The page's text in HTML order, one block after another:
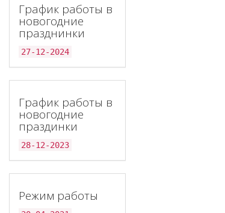
График работы в
новогодние
празднинки
27-12-2024
График работы в
новогодние
праздинки
28-12-2023
Режим работы